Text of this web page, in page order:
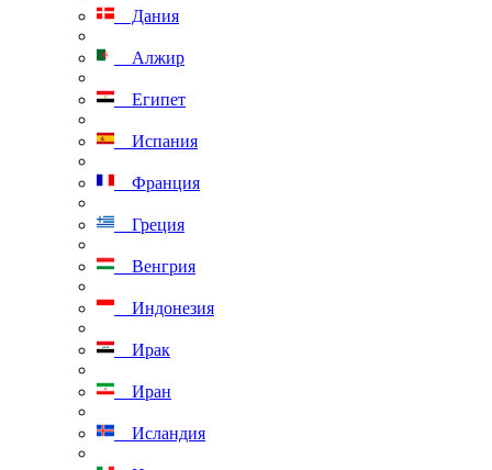
Дания
Алжир
Египет
Испания
Франция
Греция
Венгрия
Индонезия
Ирак
Иран
Исландия